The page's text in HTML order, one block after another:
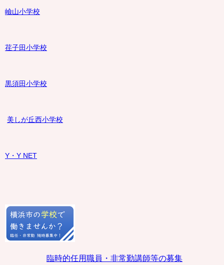
嶮山小学校
荏子田小学校
黒須田小学校
美しが丘西小学校
Y・Y NET
臨時的任用職員・非常勤講師等の募集